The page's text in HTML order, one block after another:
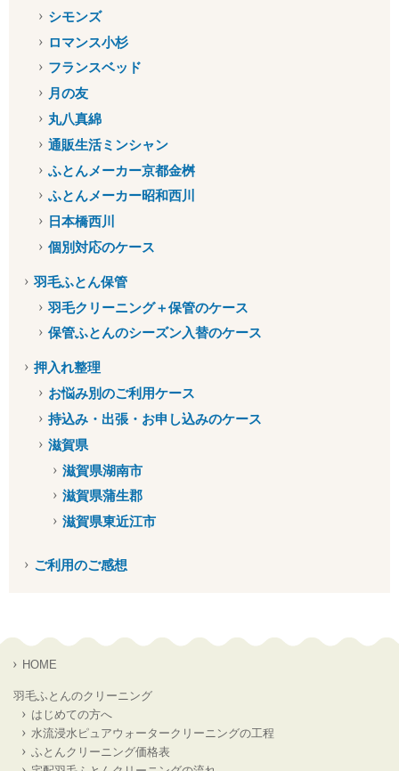
シモンズ
ロマンス小杉
フランスベッド
月の友
丸八真綿
通販生活ミンシャン
ふとんメーカー京都金桝
ふとんメーカー昭和西川
日本橋西川
個別対応のケース
羽毛ふとん保管
羽毛クリーニング＋保管のケース
保管ふとんのシーズン入替のケース
押入れ整理
お悩み別のご利用ケース
持込み・出張・お申し込みのケース
滋賀県
滋賀県湖南市
滋賀県蒲生郡
滋賀県東近江市
ご利用のご感想
HOME
羽毛ふとんのクリーニング
はじめての方へ
水流浸水ピュアウォータークリーニングの工程
ふとんクリーニング価格表